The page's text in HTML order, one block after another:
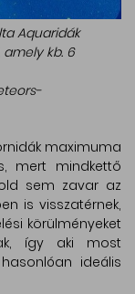
Aquaridák
kb. 6
maximuma
mert mindkettő
sem zavar az
is visszatérnek,
körülményeket
így aki most
ideális